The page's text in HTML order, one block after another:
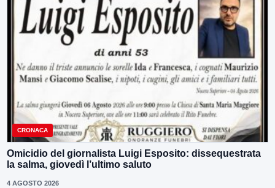
CRONACA
Omicidio del giornalista Luigi Esposito: dissequestrata
la salma, giovedì l’ultimo saluto
4 AGOSTO 2026